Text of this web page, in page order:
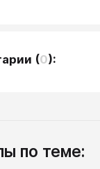
(0):
по теме: